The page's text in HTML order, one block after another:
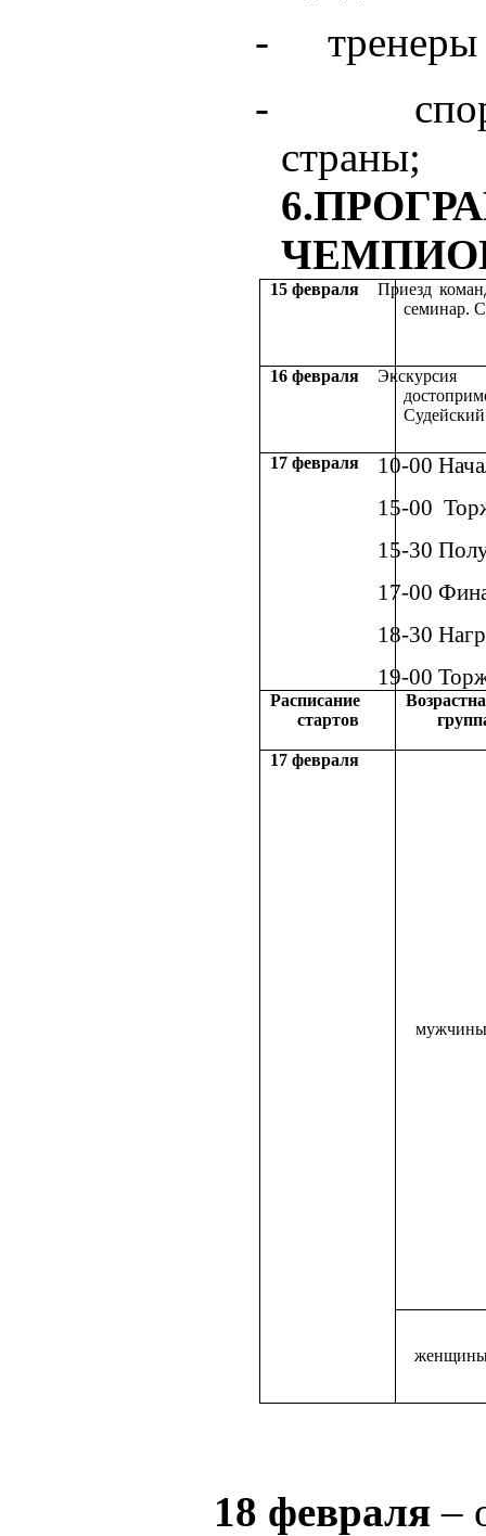
-
-
страны;
15 февраля
Приезд
семинар.
16 февраля
17 февраля
10-00
15-00
15-30
17-00
18-30
19-00
Расписание
стартов
17 февраля
мужчины
18 февраля –